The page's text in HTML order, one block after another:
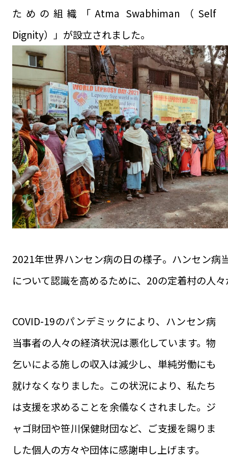
ための組織「Atma Swabhiman（Self
Dignity）」が設立されました。
2021年世界ハンセン病の日の様子。ハンセン病
について認識を高めるために、20の定着村の人
COVID-19のパンデミックにより、ハンセン病
当事者の人々の経済状況は悪化しています。物
乞いによる施しの収入は減少し、単純労働にも
就けなくなりました。この状況により、私たち
は支援を求めることを余儀なくされました。ジ
ャゴ財団や笹川保健財団など、ご支援を賜りま
した個人の方々や団体に感謝申し上げます。